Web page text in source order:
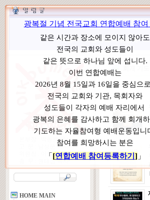
WCC 고발(반대)운동본부
특별 WCC 반대 대책 위원회
본부장 : 박동호 목사
고 문 : 남성운 목사
위원장 : 이상원 목사
총 무 : 권태섭 목사
HOME MAIN